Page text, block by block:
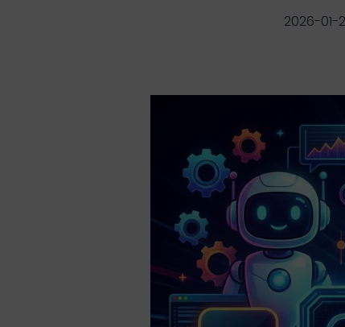
2026-01-